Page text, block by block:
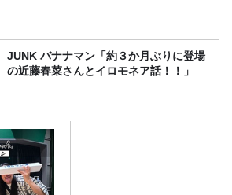
JUNK バナナマン「約３か月ぶりに登場
の近藤春菜さんとイロモネア話！！」